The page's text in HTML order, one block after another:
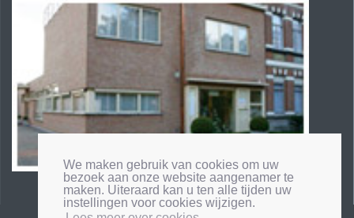
We maken gebruik van cookies om uw
bezoek aan onze website aangenamer te
maken. Uiteraard kan u ten alle tijden uw
instellingen voor cookies wijzigen.